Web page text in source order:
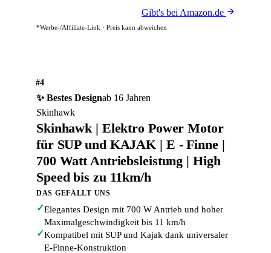
Gibt's bei Amazon.de
*Werbe-/Affiliate-Link · Preis kann abweichen
#4
✨ Bestes Designab 16 Jahren
Skinhawk
Skinhawk | Elektro Power Motor
für SUP und KAJAK | E - Finne |
700 Watt Antriebsleistung | High
Speed bis zu 11km/h
DAS GEFÄLLT UNS
✓Elegantes Design mit 700 W Antrieb und hoher
Maximalgeschwindigkeit bis 11 km/h
✓Kompatibel mit SUP und Kajak dank universaler
E-Finne-Konstruktion